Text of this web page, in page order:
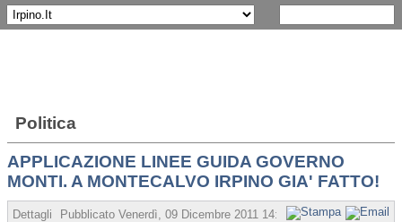
Politica
APPLICAZIONE LINEE GUIDA GOVERNO
MONTI. A MONTECALVO IRPINO GIA' FATTO!
Dettagli Pubblicato Venerdì, 09 Dicembre 2011 14:52 Scritto da Mario